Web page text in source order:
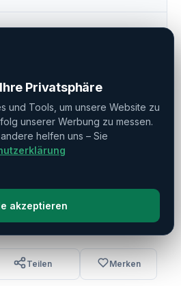
Teilen Merken
Privatsphäre
und Tools, um unsere Website zu
unserer Werbung zu messen.
helfen uns – Sie
akzeptieren